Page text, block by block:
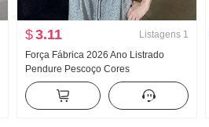
$3.11 Listagens 1
Força Fábrica 2026 Ano Listrado
Pendure Pescoço Cores
Contrastantes u Colar Manga curta
Falso duas peças Top Feminino
Garota estilosa Ajustado Efeito